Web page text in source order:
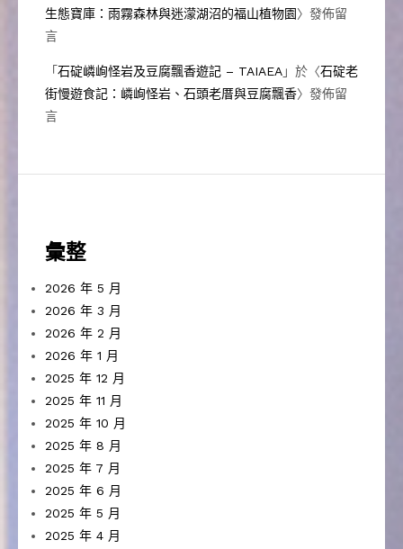
生態寶庫：雨霧森林與迷濛湖沼的福山植物園〉發佈留
言
「石碇嶙峋怪岩及豆腐飄香遊記 – TAIAEA」於〈石碇老
街慢遊食記：嶙峋怪岩、石頭老厝與豆腐飄香〉發佈留
言
彙整
2026 年 5 月
2026 年 3 月
2026 年 2 月
2026 年 1 月
2025 年 12 月
2025 年 11 月
2025 年 10 月
2025 年 8 月
2025 年 7 月
2025 年 6 月
2025 年 5 月
2025 年 4 月